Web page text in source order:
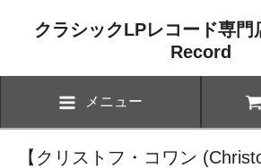
クラシックLPレコード専
Record
メニュー
【クリストフ・コワン